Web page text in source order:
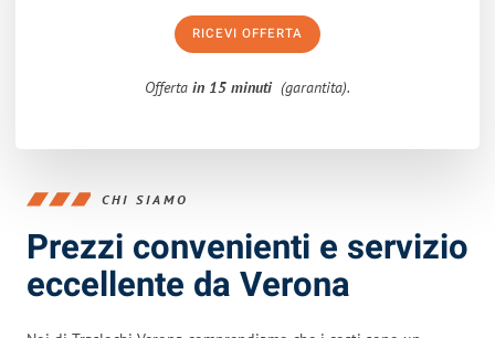
RICEVI OFFERTA
Offerta in 15 minuti (garantita).
CHI SIAMO
Prezzi convenienti e servizio
eccellente da Verona